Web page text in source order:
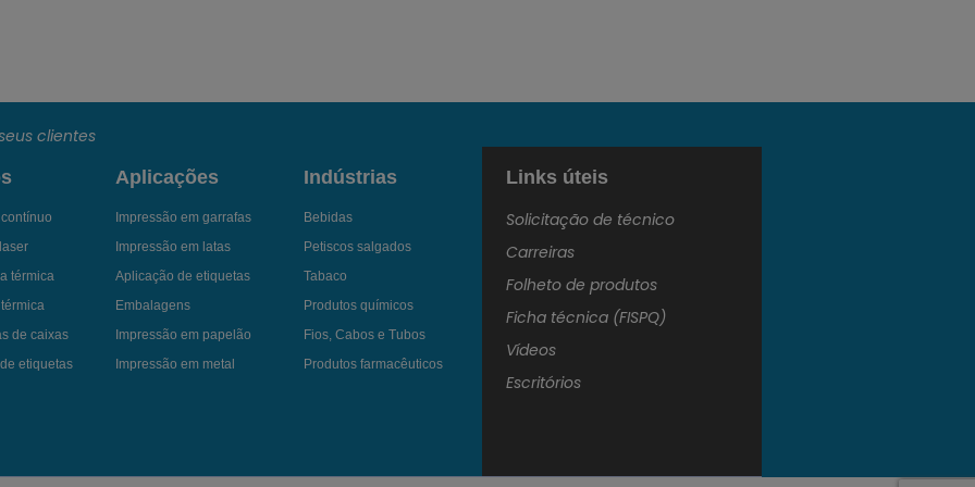
clientes
térmica
térmica
de caixas
etiquetas
Aplicações
Impressão em garrafas
Impressão em latas
Aplicação de etiquetas
Embalagens
Impressão em papelão
Impressão em metal
Indústrias
Bebidas
Petiscos salgados
Tabaco
Produtos químicos
Fios, Cabos e Tubos
Produtos farmacêuticos
Links úteis
Solicitação de técnico
Carreiras
Folheto de produtos
Ficha técnica (FISPQ)
Vídeos
Escritórios